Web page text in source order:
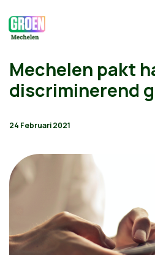
Mechelen pakt
discriminerend
24 Februari 2021